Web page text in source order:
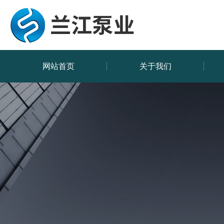
网站首页 关于我们